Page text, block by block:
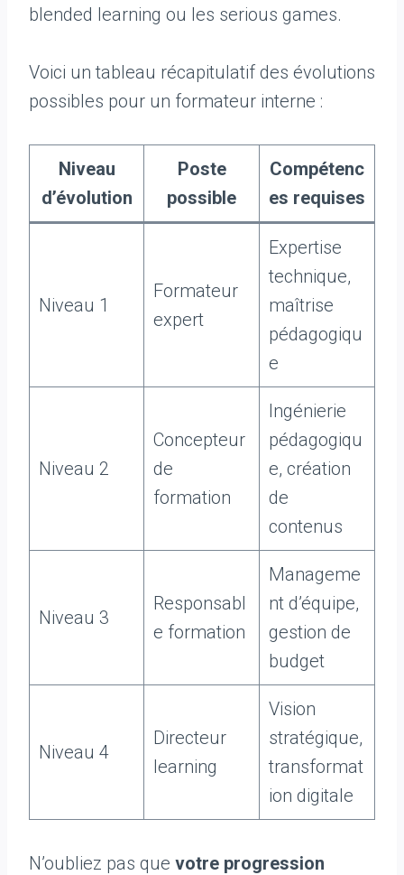
blended learning ou les serious games.
Voici un tableau récapitulatif des évolutions
possibles pour un formateur interne :
Niveau
d’évolution
Poste
possible
Compétenc
es requises
Niveau 1
Formateur
expert
Expertise
technique,
maîtrise
pédagogiqu
e
Niveau 2
Concepteur
de
formation
Ingénierie
pédagogiqu
e, création
de
contenus
Niveau 3
Responsabl
e formation
Manageme
nt d’équipe,
gestion de
budget
Niveau 4
Directeur
learning
Vision
stratégique,
transformat
ion digitale
N’oubliez pas que votre progression